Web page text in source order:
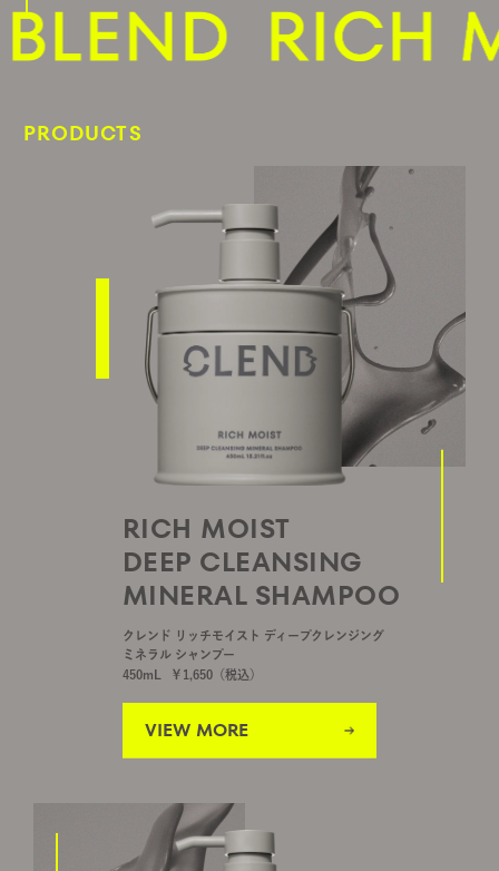
PRODUCTS
RICH MOIST
DEEP CLEANSING
MINERAL SHAMPOO
クレンド リッチモイスト ディープクレンジング
ミネラル シャンプー
450mL
￥ 1,650 （税込）
VIEW MORE
VIEW MORE